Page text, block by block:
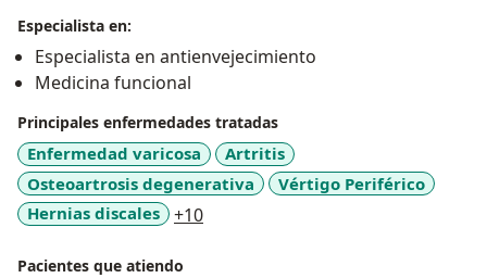
Especialista en:
Especialista en antienvejecimiento
Medicina funcional
Principales enfermedades tratadas
Enfermedad varicosa
Artritis
Osteoartrosis degenerativa
Vértigo Periférico
Hernias discales
+10a11y_sr_more_diseases
Pacientes que atiendo